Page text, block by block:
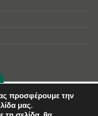
byApogee
προσφέρουμε την
μας.